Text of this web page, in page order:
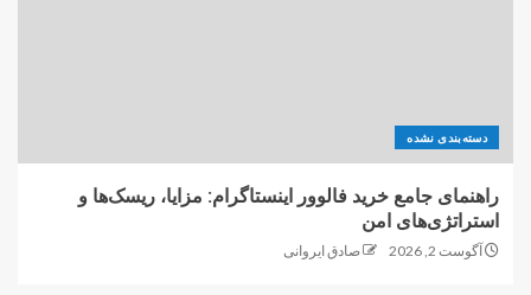
دسته‌بندی نشده
راهنمای جامع خرید فالوور اینستاگرام: مزایا، ریسک‌ها و
استراتژی‌های امن
آگوست 2, 2026 صادق ایروانی